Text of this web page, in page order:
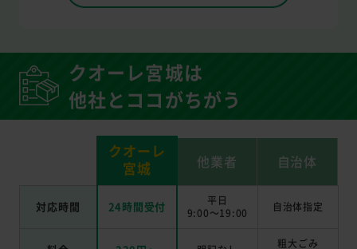
クオーレ宮城は
他社とココがちがう
クオーレ
宮城
他業者 自治体
対応時間 24時間受付
平日
9:00～19:00
自治体指定
粗大ごみ